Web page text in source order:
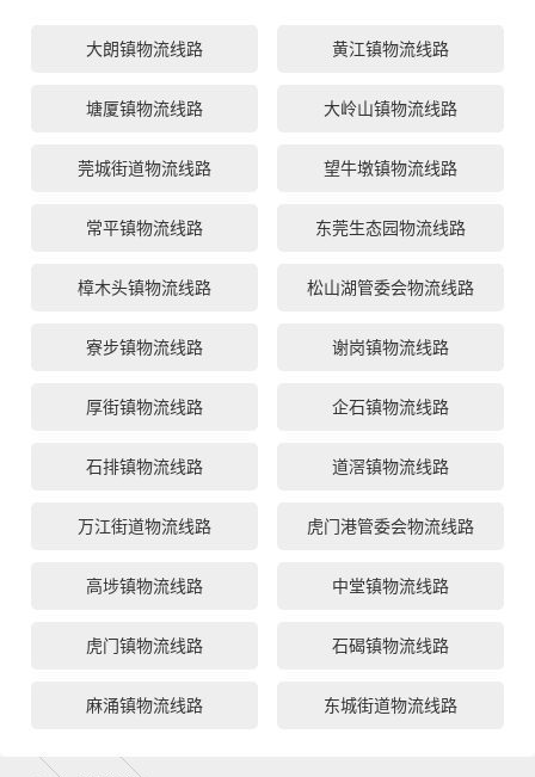
大朗镇物流线路 黄江镇物流线路
塘厦镇物流线路 大岭山镇物流线路
莞城街道物流线路 望牛墩镇物流线路
常平镇物流线路 东莞生态园物流线路
樟木头镇物流线路 松山湖管委会物流线路
寮步镇物流线路 谢岗镇物流线路
厚街镇物流线路 企石镇物流线路
石排镇物流线路 道滘镇物流线路
万江街道物流线路 虎门港管委会物流线路
高埗镇物流线路 中堂镇物流线路
虎门镇物流线路 石碣镇物流线路
麻涌镇物流线路 东城街道物流线路